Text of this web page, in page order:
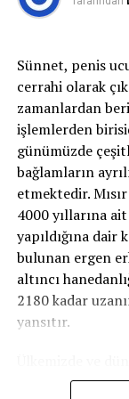
“MESANE
Mesane
kullandığını
sayısının
orantılı
yıllarca çok
riskleri devam
yoktur
mesane
şey sigara
pasif içici
miktarı ve sigara
olma riski doğru
sayısı ne kadar
Sünnet, penis
cerrahi olarak
zamanlardan
işlemlerden
günümüzde
bağlamların
etmektedir.
4000 yıllarına
yapıldığına dair
bulunan ergen
altıncı
2180 kadar
yansıtır.
geleneksel